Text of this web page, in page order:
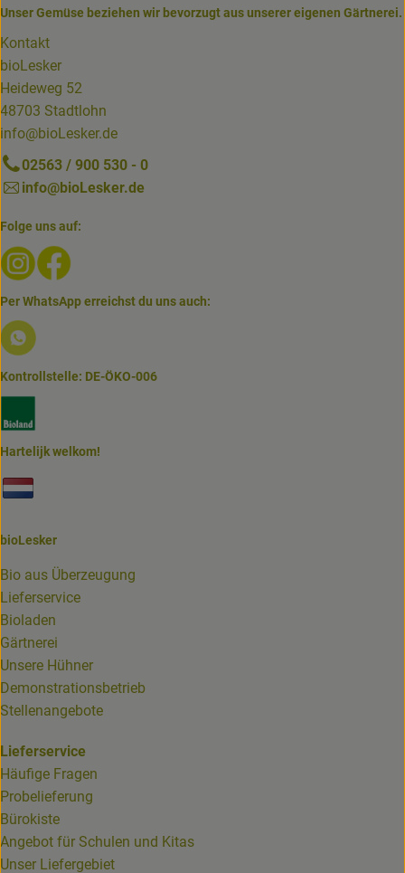
Unser Gemüse beziehen wir bevorzugt aus unserer eigenen Gärtnerei.
Kontakt
bioLesker
Heideweg 52
48703 Stadtlohn
info@bioLesker.de
02563 / 900 530 - 0
info@bioLesker.de
Folge uns auf:
Externer Link zu https://www.instagram.com/biolesker/
Per WhatsApp erreichst du uns auch:
Externer Link zu https://www.biolesker.de/lieferservice/
Kontrollstelle: DE-ÖKO-006
Hartelijk welkom!
bioLesker
Bio aus Überzeugung
Lieferservice
Bioladen
Gärtnerei
Unsere Hühner
Demonstrationsbetrieb
Stellenangebote
Lieferservice
Häufige Fragen
Probelieferung
Bürokiste
Angebot für Schulen und Kitas
Unser Liefergebiet